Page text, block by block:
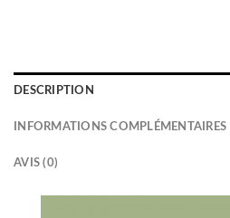
DESCRIPTION
INFORMATIONS COMPLÉMENTAIRES
AVIS (0)